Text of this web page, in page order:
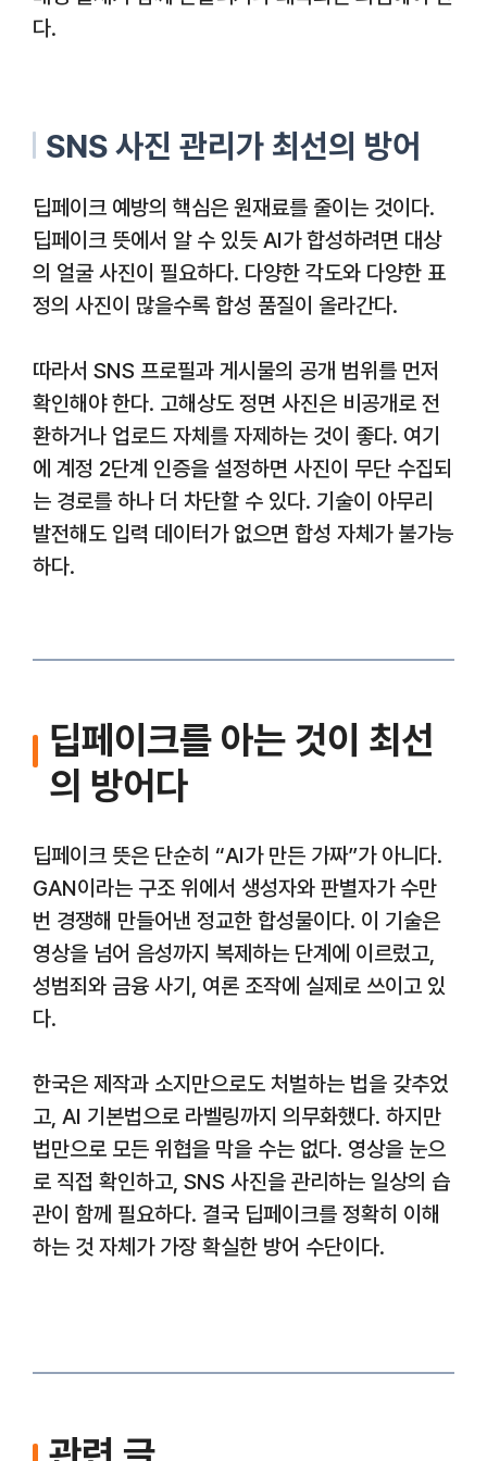
다.
SNS 사진 관리가 최선의 방어
딥페이크 예방의 핵심은 원재료를 줄이는 것이다.
딥페이크 뜻에서 알 수 있듯 AI가 합성하려면 대상
의 얼굴 사진이 필요하다. 다양한 각도와 다양한 표
정의 사진이 많을수록 합성 품질이 올라간다.
따라서 SNS 프로필과 게시물의 공개 범위를 먼저
확인해야 한다. 고해상도 정면 사진은 비공개로 전
환하거나 업로드 자체를 자제하는 것이 좋다. 여기
에 계정 2단계 인증을 설정하면 사진이 무단 수집되
는 경로를 하나 더 차단할 수 있다. 기술이 아무리
발전해도 입력 데이터가 없으면 합성 자체가 불가능
하다.
딥페이크를 아는 것이 최선
의 방어다
딥페이크 뜻은 단순히 “AI가 만든 가짜”가 아니다.
GAN이라는 구조 위에서 생성자와 판별자가 수만
번 경쟁해 만들어낸 정교한 합성물이다. 이 기술은
영상을 넘어 음성까지 복제하는 단계에 이르렀고,
성범죄와 금융 사기, 여론 조작에 실제로 쓰이고 있
다.
한국은 제작과 소지만으로도 처벌하는 법을 갖추었
고, AI 기본법으로 라벨링까지 의무화했다. 하지만
법만으로 모든 위협을 막을 수는 없다. 영상을 눈으
로 직접 확인하고, SNS 사진을 관리하는 일상의 습
관이 함께 필요하다. 결국 딥페이크를 정확히 이해
하는 것 자체가 가장 확실한 방어 수단이다.